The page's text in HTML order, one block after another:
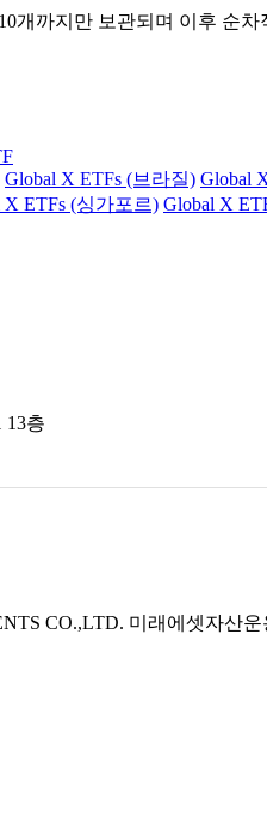
개까지만 보관되며 이후 순차
Global X ETFs (브라질) Global
X ETFs (싱가포르) Global X
13층
CO.,LTD. 미래에셋자산운